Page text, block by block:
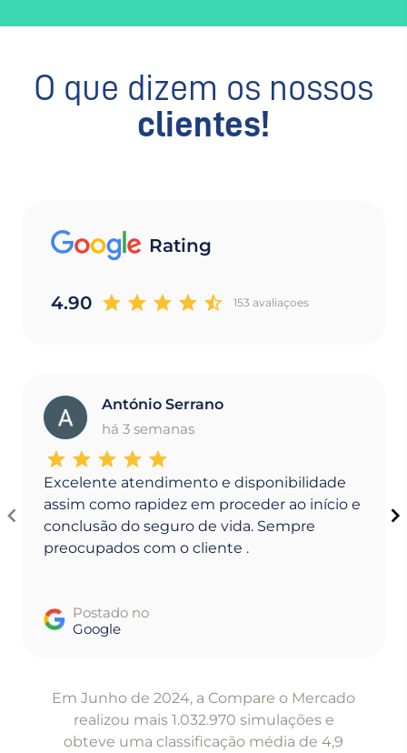
O que dizem os nossos
clientes!
Rating
4.90 153 avaliaçoes
A
António Serrano
há 3 semanas
Excelente atendimento e disponibilidade
assim como rapidez em proceder ao início e
conclusão do seguro de vida. Sempre
preocupados com o cliente .
Postado no
Google
Em Junho de 2024, a Compare o Mercado
realizou mais 1.032.970 simulações e
obteve uma classificação média de 4,9